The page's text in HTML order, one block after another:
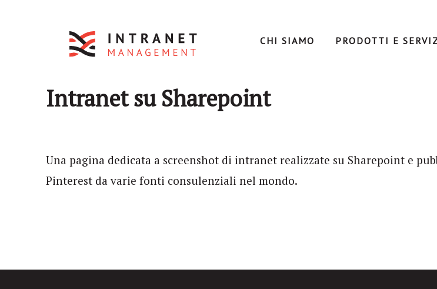
CHI SIAMO PRODOTTI E
Intranet su Sharepoint
Una pagina dedicata a screenshot di intranet realizzate su Sharepoint e
Pinterest da varie fonti consulenziali nel mondo.